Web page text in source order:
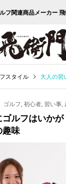
フ関連商品メーカー
スタイル 大人の習い事にゴ
ゴルフ,初心者,習い事,
ルフはいか
趣味